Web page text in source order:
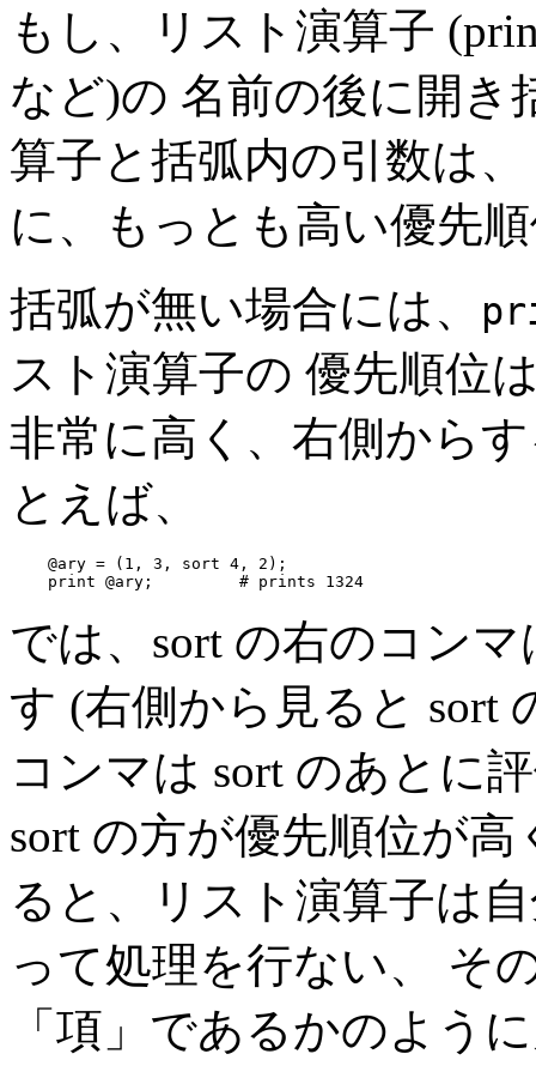
もし、リスト演算子
など)の 名前の後に開き
算子と括弧内の引数は
に、もっとも高い優先
括弧が無い場合には、
スト演算子の 優先順位
非常に高く、右側から
とえば、
    @ary = (1, 3, sort 4, 2);
    print @ary;         # prints 1324
では、sort の右のコン
す (右側から見ると sort
コンマは sort のあとに
sort の方が優先順位が
ると、リスト演算子は
って処理を行ない、 そ
「項」であるかのよう